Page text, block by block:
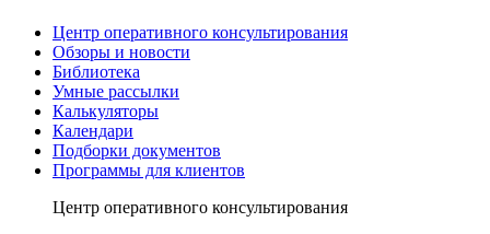
Центр оперативного консультирования
Обзоры и новости
Библиотека
Умные рассылки
Калькуляторы
Календари
Подборки документов
Программы для клиентов
Центр оперативного консультирования